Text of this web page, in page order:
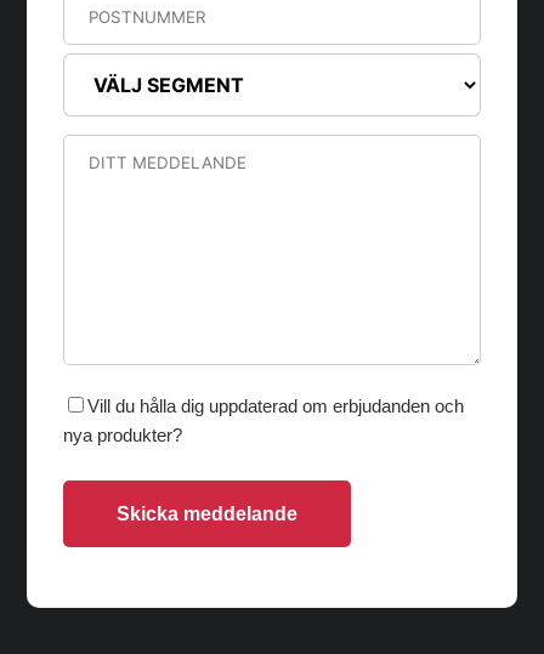
Vill du hålla dig uppdaterad om erbjudanden och
nya produkter?
Skicka meddelande